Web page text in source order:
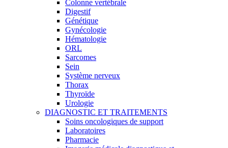
Colonne vertébrale
Digestif
Génétique
Gynécologie
Hématologie
ORL
Sarcomes
Sein
Système nerveux
Thorax
Thyroïde
Urologie
DIAGNOSTIC ET TRAITEMENTS
Soins oncologiques de support
Laboratoires
Pharmacie